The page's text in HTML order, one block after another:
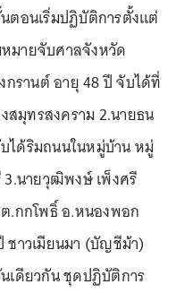
ตอนเริ่มปฏิบัติการตั้งแต่
มายจับศาลจังหวัด
กรานต์ อายุ 48 ปี จับได้ที่
สมุทรสงคราม 2.นายธน
ได้ริมถนนในหมู่บ้าน หมู่
3.นายวุฒิพงษ์ เพ็งศรี
.กกโพธิ์ อ.หนองพอก
ชาวเมียนมา (บัญชีม้า)
นเดียวกัน ชุดปฏิบัติการ